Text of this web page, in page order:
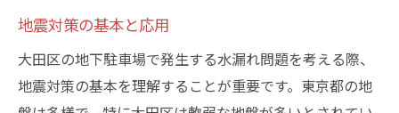
地震対策の基本と応用
大田区の地下駐車場で発生する水漏れ問題を考える際、
地震対策の基本を理解することが重要です。東京都の地